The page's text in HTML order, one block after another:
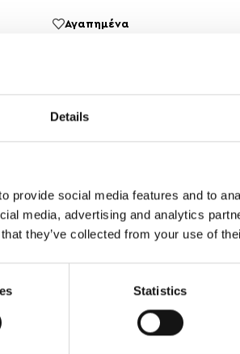
Details
provide social media features and to
media, advertising and analytics
they’ve collected from your use of
Statistics
Αγαπημένα
ΔΩΡΕΑΝ ΜΕΤΑΦΟΡΙΚΑ
looks μέχρι formal εμφανίσεις